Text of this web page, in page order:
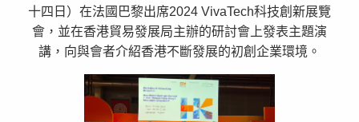
十四日）在法國巴黎出席2024 VivaTech科技創新展覽
會，並在香港貿易發展局主辦的研討會上發表主題演
講，向與會者介紹香港不斷發展的初創企業環境。